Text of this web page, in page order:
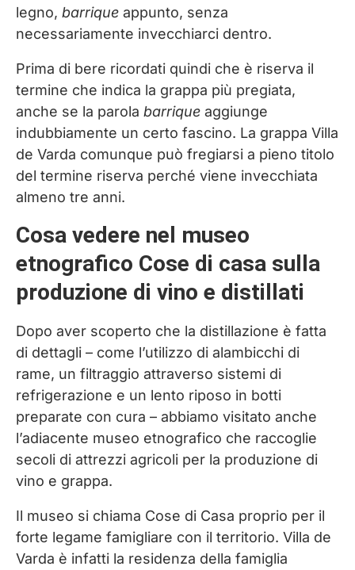
legno, barrique appunto, senza
necessariamente invecchiarci dentro.
Prima di bere ricordati quindi che è riserva il
termine che indica la grappa più pregiata,
anche se la parola barrique aggiunge
indubbiamente un certo fascino. La grappa Villa
de Varda comunque può fregiarsi a pieno titolo
del termine riserva perché viene invecchiata
almeno tre anni.
Cosa vedere nel museo
etnografico Cose di casa sulla
produzione di vino e distillati
Dopo aver scoperto che la distillazione è fatta
di dettagli – come l’utilizzo di alambicchi di
rame, un filtraggio attraverso sistemi di
refrigerazione e un lento riposo in botti
preparate con cura – abbiamo visitato anche
l’adiacente museo etnografico che raccoglie
secoli di attrezzi agricoli per la produzione di
vino e grappa.
Il museo si chiama Cose di Casa proprio per il
forte legame famigliare con il territorio. Villa de
Varda è infatti la residenza della famiglia